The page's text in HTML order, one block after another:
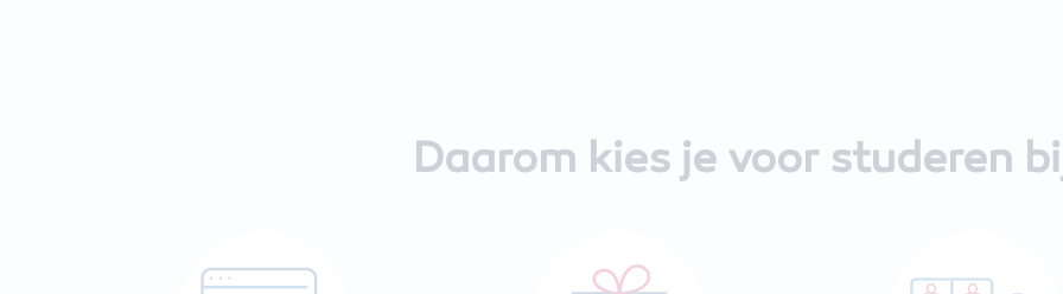
Daarom kies je voor studeren